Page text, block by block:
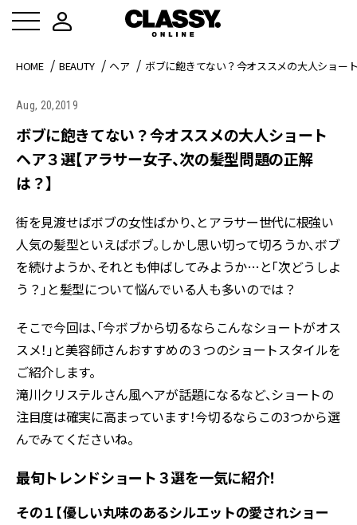
HOME BEAUTY ヘア ボブに飽きてない？今オススメの大人ショー
Aug, 20,2019
ボブに飽きてない？今オススメの大人ショート
ヘア３選【アラサー女子、次の髪型問題の正解
は？】
街を見渡せばボブの女性ばかり、とアラサー世代に根強い
人気の髪型といえばボブ。しかし思い切って切ろうか、ボブ
を続けようか、それとも伸ばしてみようか…と「次どうしよ
う？」と髪型について悩んでいる人も多いのでは？
そこで今回は、「今ボブから切るならこんなショートがオス
スメ！」と美容師さんおすすめの３つのショートスタイルを
ご紹介します。
滝川クリステルさん風ヘアが話題になるなど、ショートの
注目度は確実に高まっています！今切るならこの3つから選
んでみてくださいね。
最旬トレンドショート３選を一気に紹介！
その１【優しい丸味のあるシルエットの愛されショー